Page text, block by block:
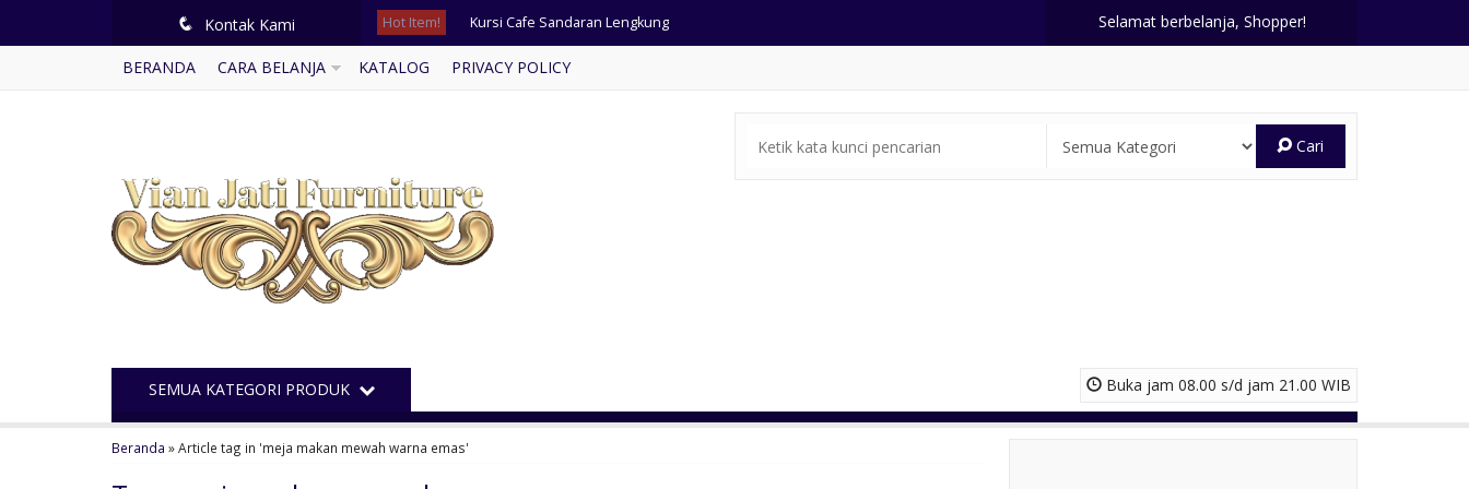
q Kontak Kami Hot Item! Kursi Cafe Sandaran Lengkung
Kursi Restorant Kayu Jati
Kursi tamu jati sudut ukir
Meja Rias Minimalis Modern
Selamat berbelanja, Shopper!
BERANDA CARA BELANJA KATALOG PRIVACY POLICY
Cari
Buka jam 08.00 s/d jam 21.00 WIB
SEMUA KATEGORI PRODUK
Beranda »Article tag in 'meja makan mewah warna emas'